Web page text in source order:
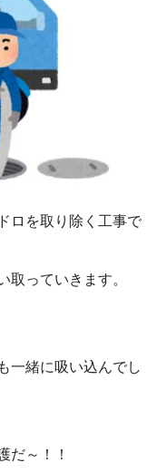
ロを取り除く工事で
っていきます。
一緒に吸い込んでし
だ～！！